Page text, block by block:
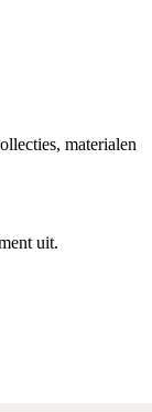
materialen
uit.